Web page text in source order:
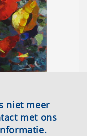
niet meer
met ons